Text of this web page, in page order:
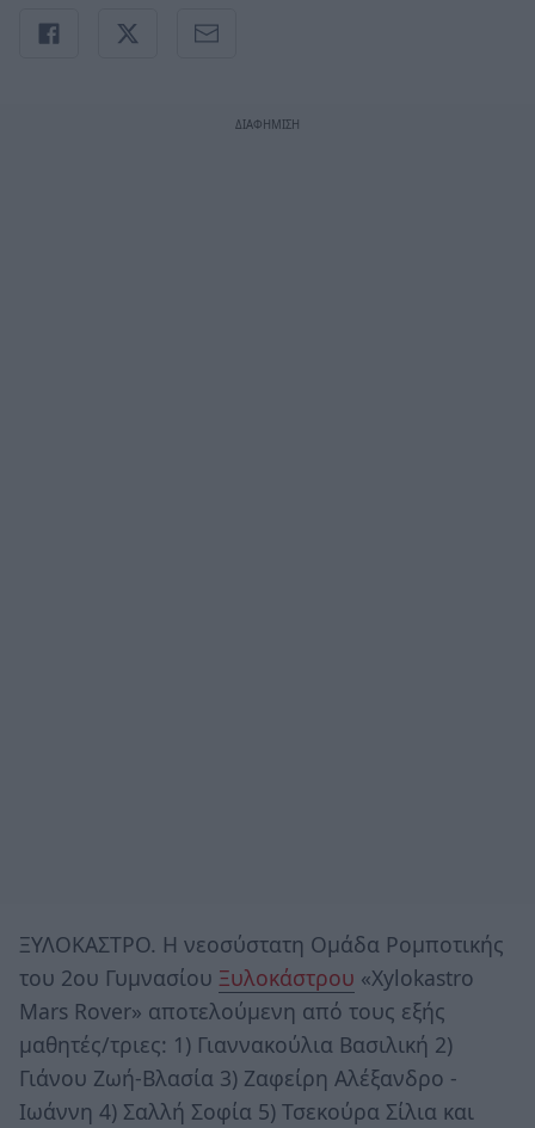
ΞΥΛΟΚΑΣΤΡΟ. Η νεοσύστατη Ομάδα Ρομποτικής
του 2ου Γυμνασίου Ξυλοκάστρου «Xylokastro
Mars Rover» αποτελούμενη από τους εξής
μαθητές/τριες: 1) Γιαννακούλια Βασιλική 2)
Γιάνου Ζωή-Βλασία 3) Ζαφείρη Αλέξανδρο -
Ιωάννη 4) Σαλλή Σοφία 5) Τσεκούρα Σίλια και